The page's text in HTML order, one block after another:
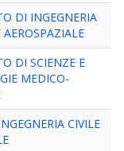
DI INGEGNERIA
DI SCIENZE E
MEDICO-
CIVILE